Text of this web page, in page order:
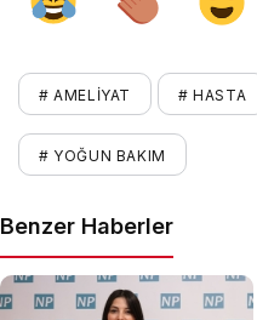
# AMELIYAT # HASTA
# YOĞUN BAKIM
Benzer Haberler